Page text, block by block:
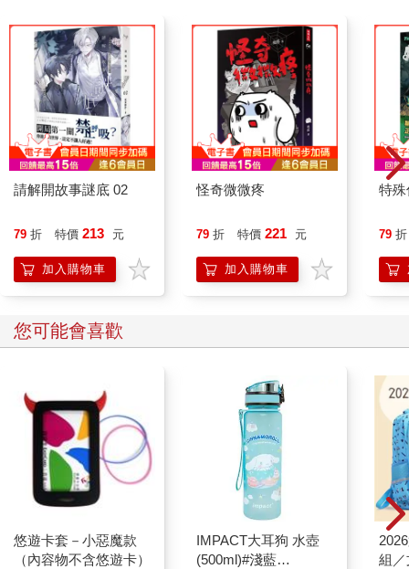
請解開故事謎底 02
79 折 特價 213 元
加入購物車
怪奇微微疼
79 折 特價 221 元
加入購物車
特
79 折
您可能會喜歡
悠遊卡套－小惡魔款
（內容物不含悠遊卡）
IMPACT大耳狗 水壺
(500ml)#淺藍
組